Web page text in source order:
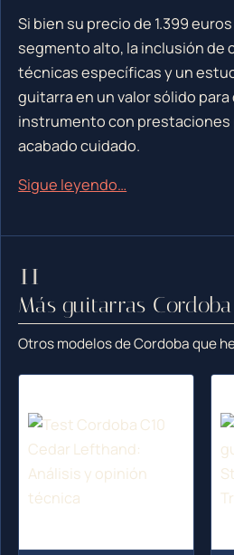
Si bien su precio de 1.399
segmento alto, la inclusión de
técnicas específicas y un
guitarra en un valor sólido
instrumento con
acabado cuidado.
Sigue leyendo…
Más guitarras Cordoba
Otros modelos de Cordoba que